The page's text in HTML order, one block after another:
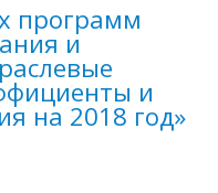
программ
и
и
на 2018 год»